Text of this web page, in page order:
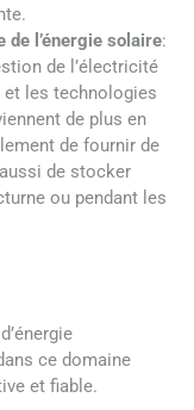
de l’énergie solaire:
de l’électricité
les technologies
de plus en
de fournir de
de stocker
ou pendant les
ce domaine
et fiable.